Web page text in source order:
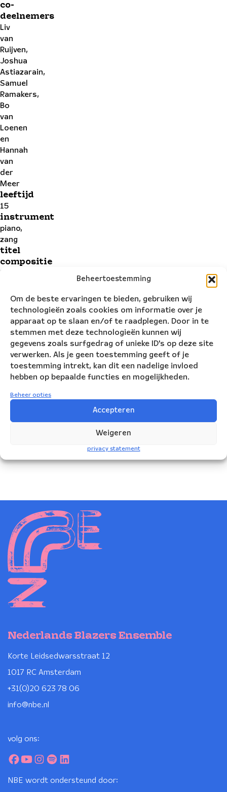
Beheertoestemming
Om de beste ervaringen te bieden, gebruiken wij
technologieën zoals cookies om informatie over je
apparaat op te slaan en/of te raadplegen. Door in te
stemmen met deze technologieën kunnen wij
gegevens zoals surfgedrag of unieke ID's op deze site
verwerken. Als je geen toestemming geeft of je
toestemming intrekt, kan dit een nadelige invloed
hebben op bepaalde functies en mogelijkheden.
Beheer opties
Accepteren
Weigeren
privacy statement
co-
deelnemers
Liv
van
Ruijven,
Joshua
Astiazarain,
Samuel
Ramakers,
Bo
van
Loenen
en
Hannah
van
der
Meer
leeftijd
15
instrument
piano,
zang
titel
compositie
duif
De
dikke
duif
De-
dikke-
duif
(MP3)
Nederlands Blazers Ensemble
Korte Leidsedwarsstraat 12
1017 RC Amsterdam
+31(0)20 623 78 06
info@nbe.nl
volg ons:
NBE wordt ondersteund door: